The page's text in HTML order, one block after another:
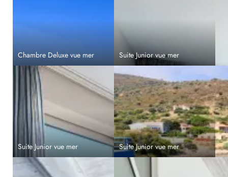
Chambre Deluxe vue mer Suite Junior vue mer
Suite Junior vue mer Suite Junior vue mer